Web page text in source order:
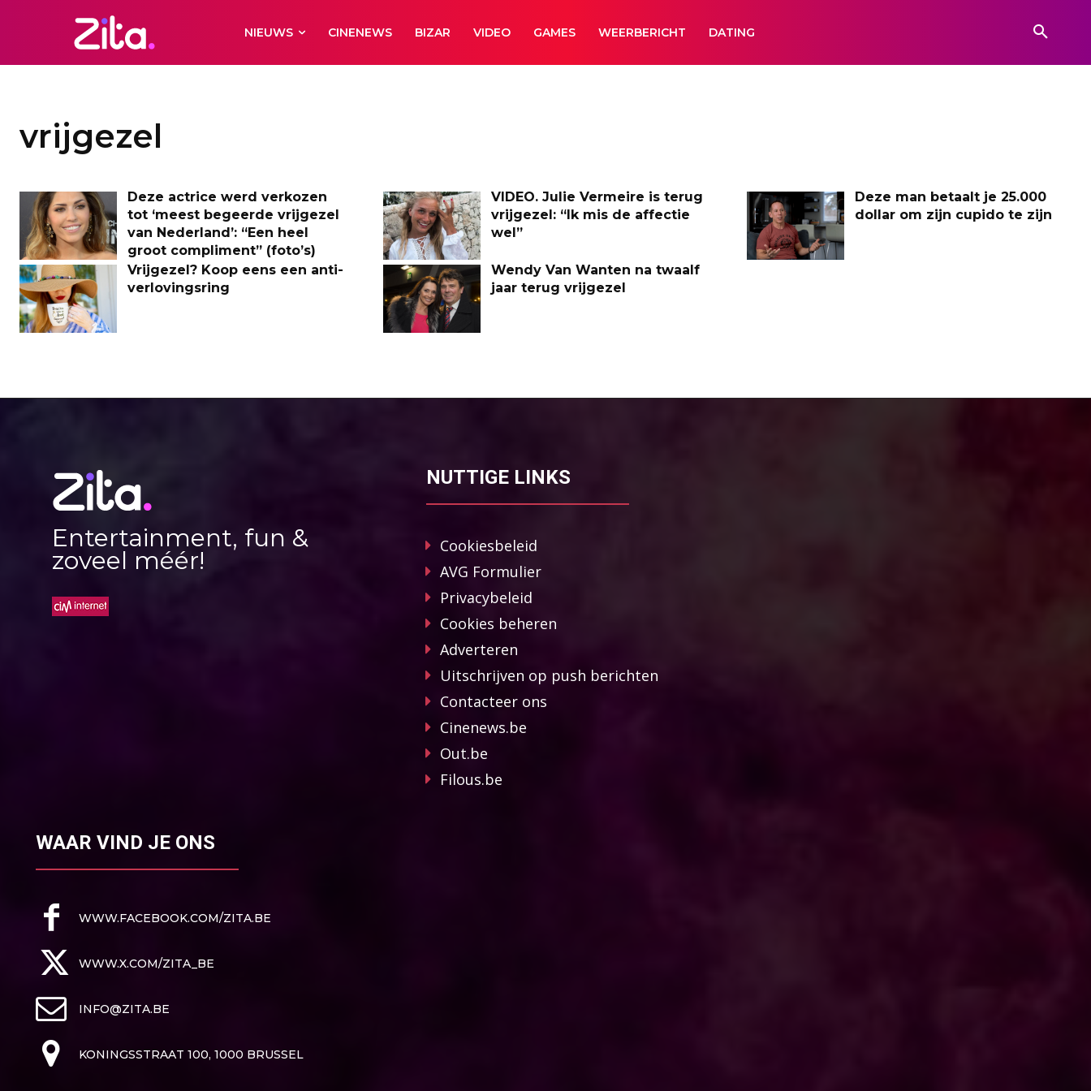
NIEUWS CINENEWS BIZAR VIDEO GAMES WEERBERICHT DATING
vrijgezel
Deze actrice werd verkozen
tot ‘meest begeerde vrijgezel
van Nederland’: “Een heel
groot compliment” (foto’s)
VIDEO. Julie Vermeire is terug
vrijgezel: “Ik mis de affectie
wel”
Deze man betaalt je 25.000
dollar om zijn cupido te zijn
Vrijgezel? Koop eens een anti-
verlovingsring
Wendy Van Wanten na twaalf
jaar terug vrijgezel
Entertainment, fun &
zoveel méér!
NUTTIGE LINKS
Cookiesbeleid
AVG Formulier
Privacybeleid
Cookies beheren
Adverteren
Uitschrijven op push berichten
Contacteer ons
Cinenews.be
Out.be
Filous.be
WAAR VIND JE ONS
WWW.FACEBOOK.COM/ZITA.BE
WWW.X.COM/ZITA_BE
INFO@ZITA.BE
KONINGSSTRAAT 100, 1000 BRUSSEL